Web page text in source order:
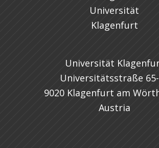
Universität
Universitätsstraße
9020 Klagenfurt am
Austria